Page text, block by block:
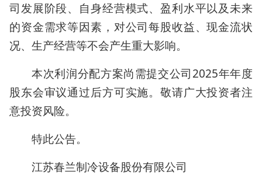
司发展阶段、自身经营模式、盈利水平以及未来
的资金需求等因素，对公司每股收益、现金流状
况、生产经营等不会产生重大影响。
本次利润分配方案尚需提交公司2025年年度
股东会审议通过后方可实施。敬请广大投资者注
意投资风险。
特此公告。
江苏春兰制冷设备股份有限公司